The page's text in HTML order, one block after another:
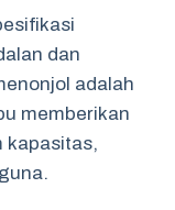
dan
adalah
memberikan
kapasitas,